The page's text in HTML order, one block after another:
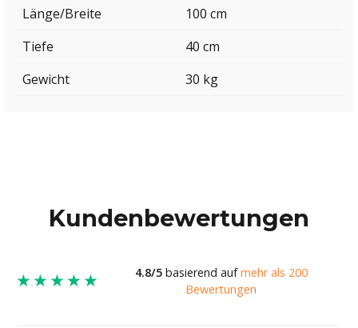
Länge/Breite
100 cm
Tiefe
40 cm
Gewicht
30 kg
Kundenbewertungen
★★★★★ 4.8/5basierend aufmehr als 200
Bewertungen